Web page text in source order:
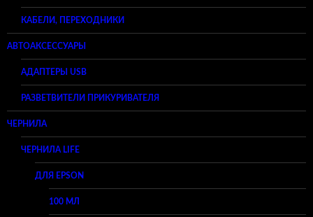
КАБЕЛИ, ПЕРЕХОДНИКИ
АВТОАКСЕССУАРЫ
АДАПТЕРЫ USB
РАЗВЕТВИТЕЛИ ПРИКУРИВАТЕЛЯ
ЧЕРНИЛА
ЧЕРНИЛА LIFE
ДЛЯ EPSON
100 МЛ